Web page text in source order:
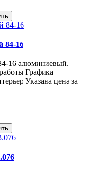
84-16
16 алюминиевый.
Графика
Указана цена за